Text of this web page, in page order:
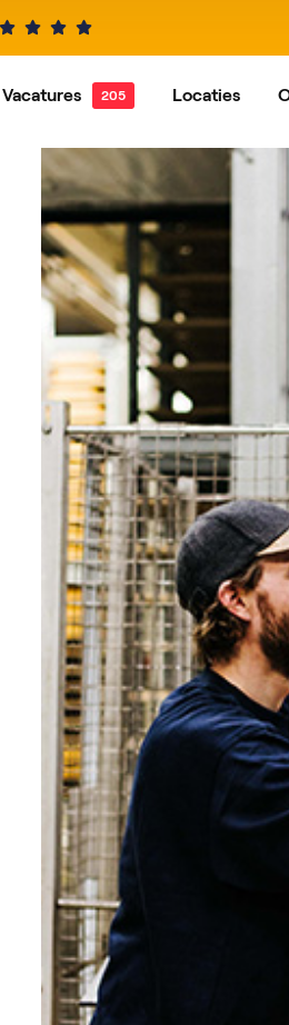
Vacatures
Vacatures per functie
Locaties
Dordrecht
Alblasserdam
IJsselstein Rotterdam
Roosendaal Nieuwegein